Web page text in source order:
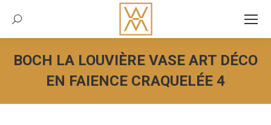
Recherche:
BOCH LA LOUVIÈRE VASE ART DÉCO
EN FAIENCE CRAQUELÉE 4
Vous êtes ici :